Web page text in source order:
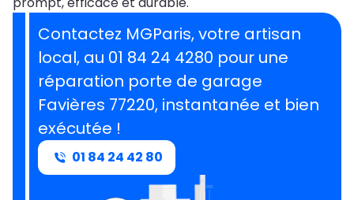
Contactez MGParis, votre artisan
local, au 01 84 24 4280 pour une
réparation porte de garage
Favières 77220, instantanée et bien
exécutée !
01 84 24 42 80